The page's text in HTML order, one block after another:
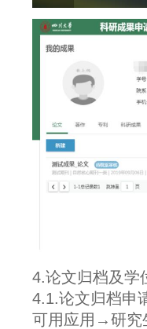
4.论文归档及学
4.1.论文归档申
可用应用→研究